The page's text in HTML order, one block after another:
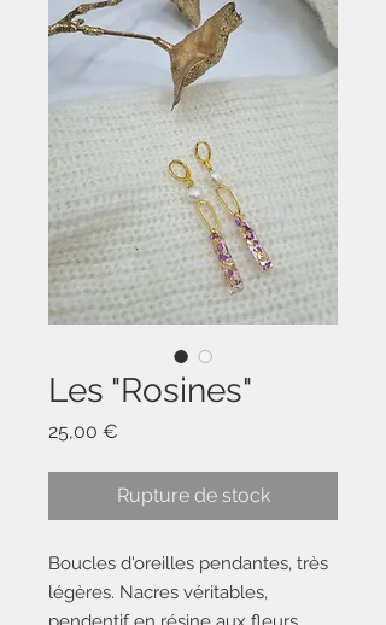
Les "Rosines"
25,00 €
Rupture de stock
Boucles d'oreilles pendantes, très
légères. Nacres véritables,